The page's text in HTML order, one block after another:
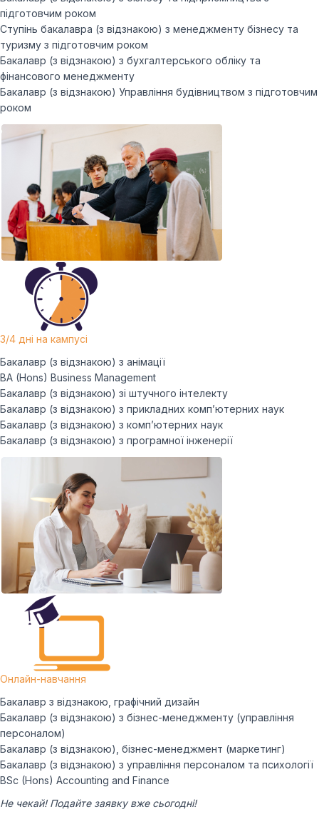
підготовчим роком
Ступінь бакалавра (з відзнакою) з менеджменту бізнесу та
туризму з підготовчим роком
Бакалавр (з відзнакою) з бухгалтерського обліку та
фінансового менеджменту
Бакалавр (з відзнакою) Управління будівництвом з підготовчим
роком
3/4 дні на кампусі
Бакалавр (з відзнакою) з анімації
BA (Hons) Business Management
Бакалавр (з відзнакою) зі штучного інтелекту
Бакалавр (з відзнакою) з прикладних комп’ютерних наук
Бакалавр (з відзнакою) з комп’ютерних наук
Бакалавр (з відзнакою) з програмної інженерії
Онлайн-навчання
Бакалавр з відзнакою, графічний дизайн
Бакалавр (з відзнакою) з бізнес-менеджменту (управління
персоналом)
Бакалавр (з відзнакою), бізнес-менеджмент (маркетинг)
Бакалавр (з відзнакою) з управління персоналом та психології
BSc (Hons) Accounting and Finance
Не чекай! Подайте заявку вже сьогодні!